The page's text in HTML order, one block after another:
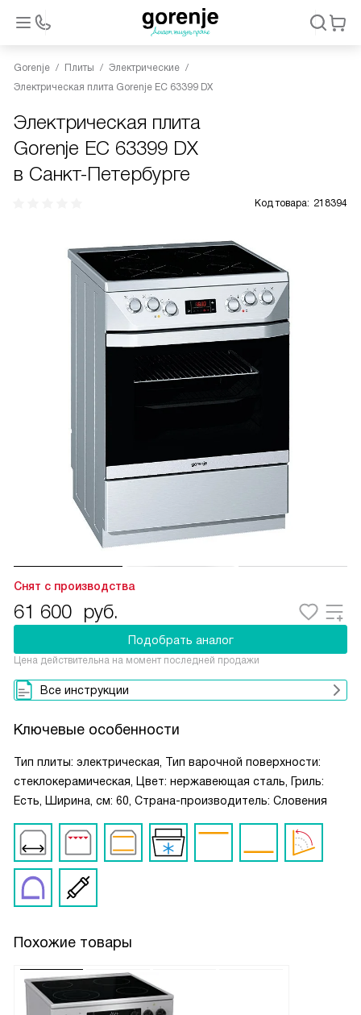
Gorenje Плиты
Электрические
Электрическая плита Gorenje EC 63399 DX
Электрическая плита
Gorenje EC 63399 DX
в Санкт-Петербурге
Код товара: 218394
Снят с производства
61 600 руб.
Подобрать аналог
Цена действительна на момент последней продажи
Все инструкции
Ключевые особенности
Тип плиты: электрическая, Тип варочной поверхности:
стеклокерамическая, Цвет: нержавеющая сталь, Гриль:
Есть, Ширина, см: 60, Страна-производитель: Словения
Похожие товары